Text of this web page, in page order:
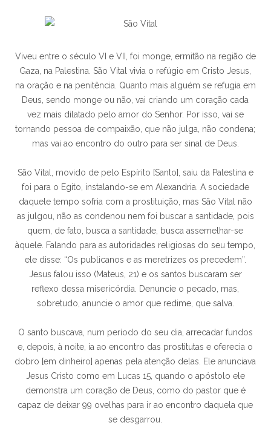
Viveu entre o século VI e VII, foi monge, ermitão na região de
Gaza, na Palestina. São Vital vivia o refúgio em Cristo Jesus,
na oração e na penitência. Quanto mais alguém se refugia em
Deus, sendo monge ou não, vai criando um coração cada
vez mais dilatado pelo amor do Senhor. Por isso, vai se
tornando pessoa de compaixão, que não julga, não condena;
mas vai ao encontro do outro para ser sinal de Deus.
São Vital, movido de pelo Espírito [Santo], saiu da Palestina e
foi para o Egito, instalando-se em Alexandria. A sociedade
daquele tempo sofria com a prostituição, mas São Vital não
as julgou, não as condenou nem foi buscar a santidade, pois
quem, de fato, busca a santidade, busca assemelhar-se
àquele. Falando para as autoridades religiosas do seu tempo,
ele disse: “Os publicanos e as meretrizes os precedem”.
Jesus falou isso (Mateus, 21) e os santos buscaram ser
reflexo dessa misericórdia. Denuncie o pecado, mas,
sobretudo, anuncie o amor que redime, que salva.
O santo buscava, num período do seu dia, arrecadar fundos
e, depois, à noite, ia ao encontro das prostitutas e oferecia o
dobro [em dinheiro] apenas pela atenção delas. Ele anunciava
Jesus Cristo como em Lucas 15, quando o apóstolo ele
demonstra um coração de Deus, como do pastor que é
capaz de deixar 99 ovelhas para ir ao encontro daquela que
se desgarrou.